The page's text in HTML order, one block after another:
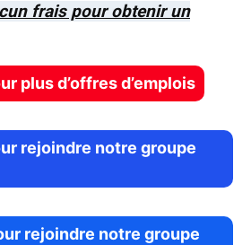
frais pour obtenir un
plus d’offres d’emplois
rejoindre notre groupe
rejoindre notre groupe